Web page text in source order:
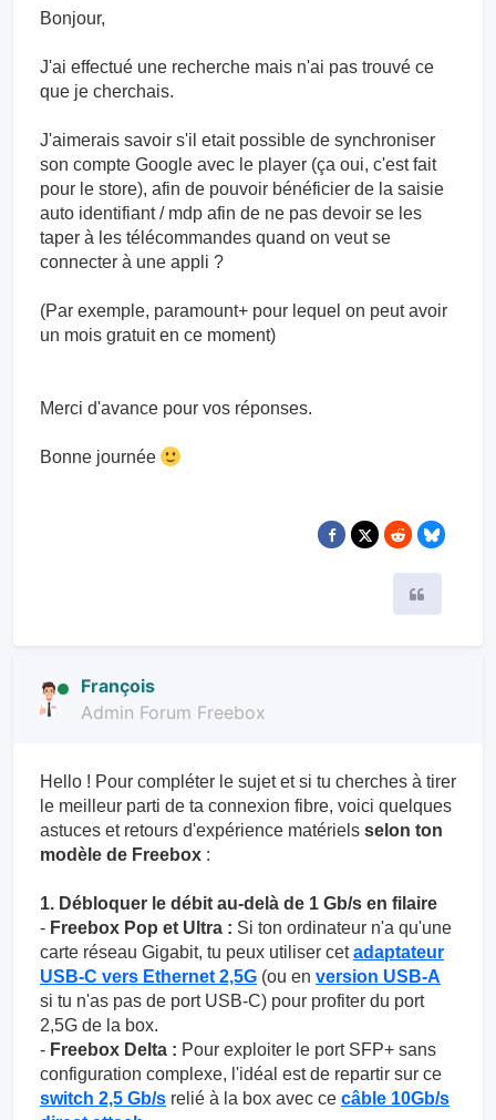
Bonjour,
J'ai effectué une recherche mais n'ai pas trouvé ce
que je cherchais.
J'aimerais savoir s'il etait possible de synchroniser
son compte Google avec le player (ça oui, c'est fait
pour le store), afin de pouvoir bénéficier de la saisie
auto identifiant / mdp afin de ne pas devoir se les
taper à les télécommandes quand on veut se
connecter à une appli ?
(Par exemple, paramount+ pour lequel on peut avoir
un mois gratuit en ce moment)
Merci d'avance pour vos réponses.
Bonne journée
François
Admin Forum Freebox
Hello ! Pour compléter le sujet et si tu cherches à tirer
le meilleur parti de ta connexion fibre, voici quelques
astuces et retours d'expérience matériels selon ton
modèle de Freebox :
1. Débloquer le débit au-delà de 1 Gb/s en filaire
- Freebox Pop et Ultra : Si ton ordinateur n'a qu'une
carte réseau Gigabit, tu peux utiliser cetadaptateur
USB-C vers Ethernet 2,5G (ou en version USB-A
si tu n'as pas de port USB-C) pour profiter du port
2,5G de la box.
- Freebox Delta : Pour exploiter le port SFP+ sans
configuration complexe, l'idéal est de repartir sur ce
switch 2,5 Gb/s relié à la box avec ce câble 10Gb/s